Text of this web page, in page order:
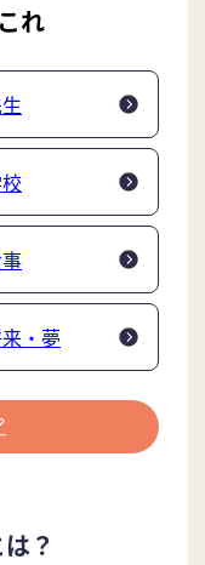
れ
・夢
？